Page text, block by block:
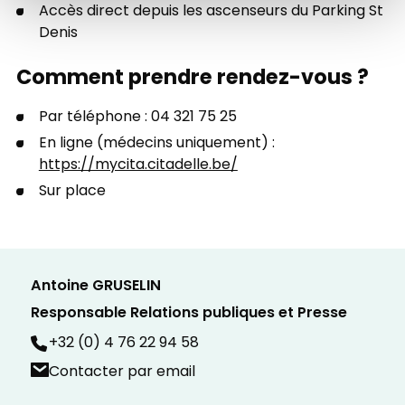
Accès direct depuis les ascenseurs du Parking St
Denis
Comment prendre rendez-vous ?
Par téléphone : 04 321 75 25
En ligne (médecins uniquement) :
https://mycita.citadelle.be/
Sur place
Antoine GRUSELIN
Responsable Relations publiques et Presse
+32 (0) 4 76 22 94 58
Contacter par email